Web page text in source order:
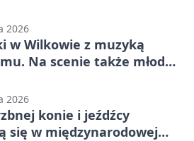
2026
w Wilkowie z muzyką
Na scenie także młode
2026
konie i jeźdźcy
się w międzynarodowej